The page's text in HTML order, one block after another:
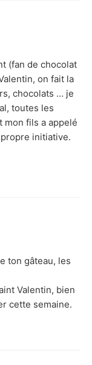
(fan de chocolat
on fait la
chocolats … je
toutes les
mon fils a appelé
initiative.
ton gâteau, les
Valentin, bien
cette semaine.